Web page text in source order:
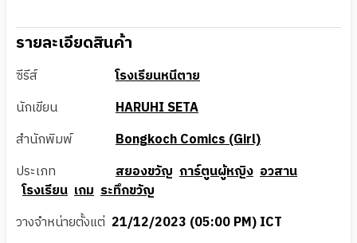
รายละเอียดสินค้า
ซีรีส์
โรงเรียนหนีตาย
นักเขียน
HARUHI SETA
สำนักพิมพ์
Bongkoch Comics (Girl)
ประเภท
สยองขวัญ การ์ตูนผู้หญิง อวสาน
โรงเรียน เกม ระทึกขวัญ
วางจำหน่ายตั้งแต่ 21/12/2023 (05:00 PM) ICT